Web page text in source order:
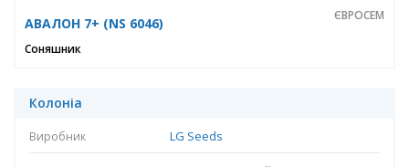
АВАЛОН 7+ (NS 6046) ЄВРОСЕМ
Соняшник
Колоніа
LG Seeds